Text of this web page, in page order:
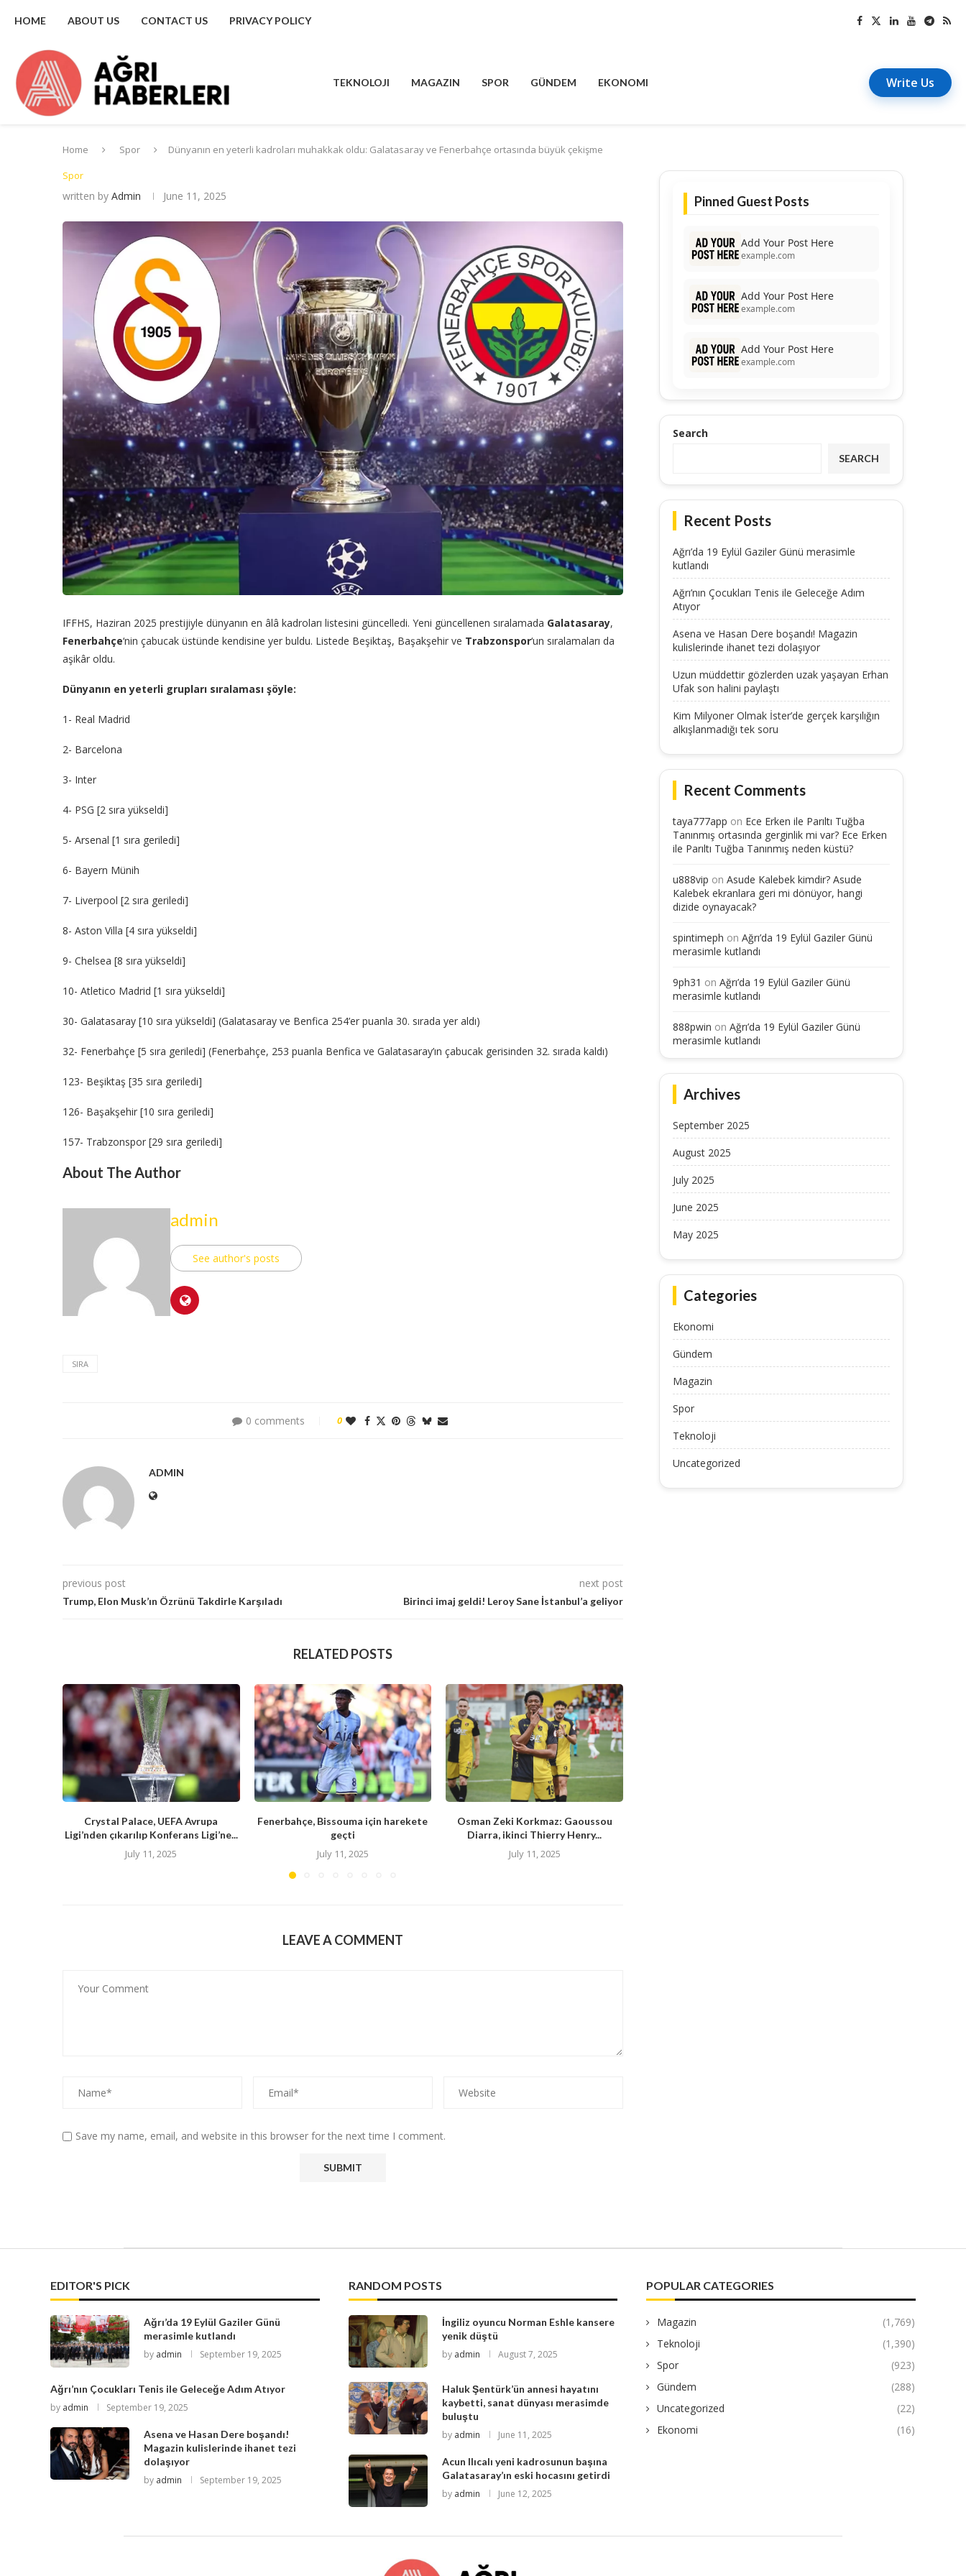
HOME ABOUT US CONTACT US PRIVACY POLICY
TEKNOLOJI MAGAZIN SPOR GÜNDEM EKONOMI Write Us
Home Spor
Dünyanın en yeterli kadroları muhakkak oldu: Galatasaray ve Fenerbahçe ortasında büyük çekişme
Spor
written by Admin June 11, 2025
IFFHS, Haziran 2025 prestijiyle dünyanın en âlâ kadroları listesini güncelledi. Yeni güncellenen sıralamada Galatasaray,
Fenerbahçe‘nin çabucak üstünde kendisine yer buldu. Listede Beşiktaş, Başakşehir ve Trabzonspor‘un sıralamaları da
aşikâr oldu.
Dünyanın en yeterli grupları sıralaması şöyle:
1- Real Madrid
2- Barcelona
3- Inter
4- PSG [2 sıra yükseldi]
5- Arsenal [1 sıra geriledi]
6- Bayern Münih
7- Liverpool [2 sıra geriledi]
8- Aston Villa [4 sıra yükseldi]
9- Chelsea [8 sıra yükseldi]
10- Atletico Madrid [1 sıra yükseldi]
30- Galatasaray [10 sıra yükseldi] (Galatasaray ve Benfica 254’er puanla 30. sırada yer aldı)
32- Fenerbahçe [5 sıra geriledi] (Fenerbahçe, 253 puanla Benfica ve Galatasaray’ın çabucak gerisinden 32. sırada kaldı)
123- Beşiktaş [35 sıra geriledi]
126- Başakşehir [10 sıra geriledi]
157- Trabzonspor [29 sıra geriledi]
About The Author
admin
See author's posts
SIRA
0 comments 0
ADMIN
previous post
Trump, Elon Musk’ın Özrünü Takdirle Karşıladı
next post
Birinci imaj geldi! Leroy Sane İstanbul’a geliyor
RELATED POSTS
Crystal Palace, UEFA Avrupa
Ligi’nden çıkarılıp Konferans Ligi’ne...
July 11, 2025
Fenerbahçe, Bissouma için harekete
geçti
July 11, 2025
Osman Zeki Korkmaz: Gaoussou
Diarra, ikinci Thierry Henry...
July 11, 2025
LEAVE A COMMENT
Save my name, email, and website in this browser for the next time I comment.
Pinned Guest Posts
Add Your Post Here
example.com
Add Your Post Here
example.com
Add Your Post Here
example.com
Search
SEARCH
Recent Posts
Ağrı’da 19 Eylül Gaziler Günü merasimle
kutlandı
Ağrı’nın Çocukları Tenis ile Geleceğe Adım
Atıyor
Asena ve Hasan Dere boşandı! Magazin
kulislerinde ihanet tezi dolaşıyor
Uzun müddettir gözlerden uzak yaşayan Erhan
Ufak son halini paylaştı
Kim Milyoner Olmak İster’de gerçek karşılığın
alkışlanmadığı tek soru
Recent Comments
taya777app on Ece Erken ile Parıltı Tuğba
Tanınmış ortasında gerginlik mi var? Ece Erken
ile Parıltı Tuğba Tanınmış neden küstü?
u888vip on Asude Kalebek kimdir? Asude
Kalebek ekranlara geri mi dönüyor, hangi
dizide oynayacak?
spintimeph on Ağrı’da 19 Eylül Gaziler Günü
merasimle kutlandı
9ph31 on Ağrı’da 19 Eylül Gaziler Günü
merasimle kutlandı
888pwin on Ağrı’da 19 Eylül Gaziler Günü
merasimle kutlandı
Archives
September 2025
August 2025
July 2025
June 2025
May 2025
Categories
Ekonomi
Gündem
Magazin
Spor
Teknoloji
Uncategorized
EDITOR'S PICK
Ağrı’da 19 Eylül Gaziler Günü
merasimle kutlandı
by admin September 19, 2025
Ağrı’nın Çocukları Tenis ile Geleceğe Adım Atıyor
by admin September 19, 2025
Asena ve Hasan Dere boşandı!
Magazin kulislerinde ihanet tezi
dolaşıyor
by admin September 19, 2025
RANDOM POSTS
İngiliz oyuncu Norman Eshle kansere
yenik düştü
by admin August 7, 2025
Haluk Şentürk’ün annesi hayatını
kaybetti, sanat dünyası merasimde
buluştu
by admin June 11, 2025
Acun Ilıcalı yeni kadrosunun başına
Galatasaray’ın eski hocasını getirdi
by admin June 12, 2025
POPULAR CATEGORIES
Magazin
(1,769)
Teknoloji
(1,390)
Spor
(923)
Gündem
(288)
Uncategorized
(22)
Ekonomi
(16)